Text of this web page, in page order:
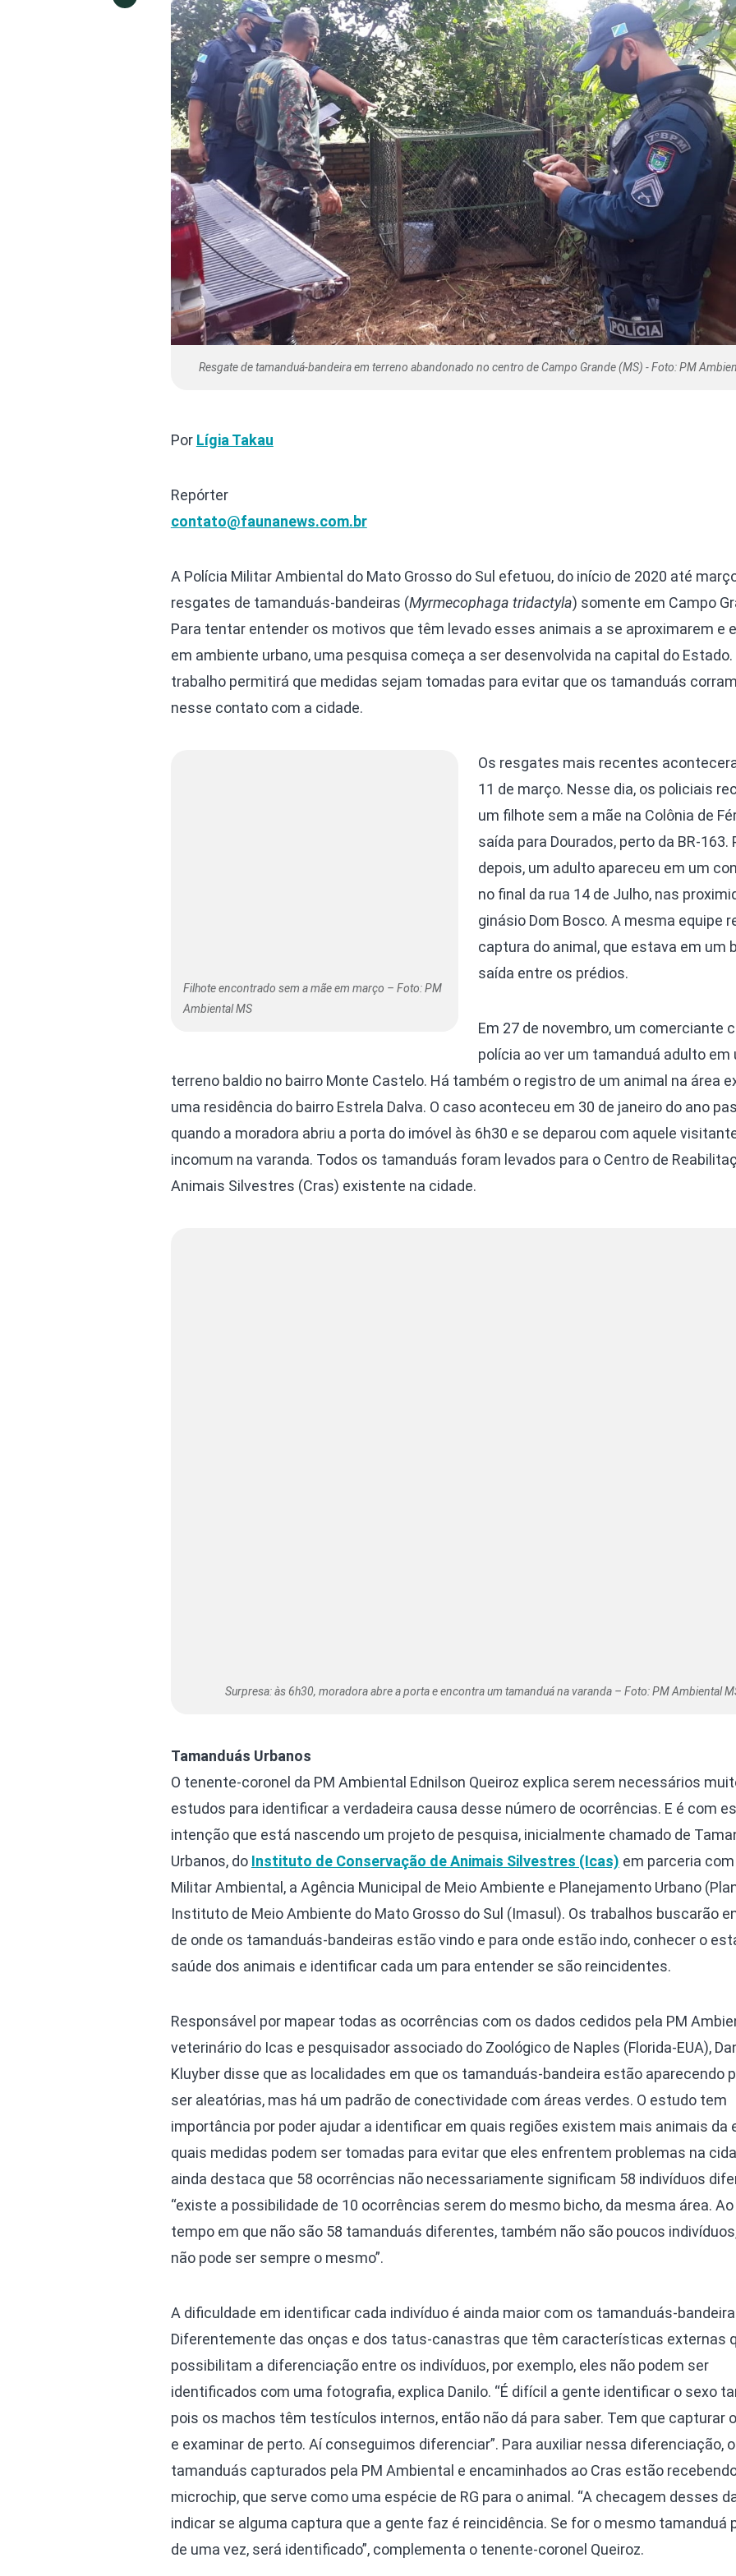
Photo Animal
Políticas
Saúde, Bicho
Segunda
Túnel do
Universo
Resgate de tamanduá-bandeira em terreno abandonado no centro de Campo Grande (MS) - Foto: PM
Por Lígia Takau
Repórter
contato@faunanews.com.br
A Polícia Militar Ambiental do Mato Grosso do Sul efetuou, do início de 2020 até
resgates de tamanduás-bandeiras (Myrmecophaga tridactyla) somente em Campo
Para tentar entender os motivos que têm levado esses animais a se aproximarem e
em ambiente urbano, uma pesquisa começa a ser desenvolvida na capital do Estado.
trabalho permitirá que medidas sejam tomadas para evitar que os tamanduás
nesse contato com a cidade.
Filhote encontrado sem a mãe em março – Foto: PM
Ambiental MS
Os resgates mais recentes
11 de março. Nesse dia, os policiais
um filhote sem a mãe na Colônia de
saída para Dourados, perto da BR-163.
depois, um adulto apareceu em um
no final da rua 14 de Julho, nas
ginásio Dom Bosco. A mesma equipe
captura do animal, que estava em um
saída entre os prédios.
Em 27 de novembro, um comerciante
polícia ao ver um tamanduá adulto em
terreno baldio no bairro Monte Castelo. Há também o registro de um animal na área
uma residência do bairro Estrela Dalva. O caso aconteceu em 30 de janeiro do ano
quando a moradora abriu a porta do imóvel às 6h30 e se deparou com aquele
incomum na varanda. Todos os tamanduás foram levados para o Centro de
Animais Silvestres (Cras) existente na cidade.
Surpresa: às 6h30, moradora abre a porta e encontra um tamanduá na varanda – Foto: PM Ambiental
Tamanduás Urbanos
O tenente-coronel da PM Ambiental Ednilson Queiroz explica serem necessários
estudos para identificar a verdadeira causa desse número de ocorrências. E é com
intenção que está nascendo um projeto de pesquisa, inicialmente chamado de
Urbanos, do Instituto de Conservação de Animais Silvestres (Icas) em parceria
Militar Ambiental, a Agência Municipal de Meio Ambiente e Planejamento Urbano
Instituto de Meio Ambiente do Mato Grosso do Sul (Imasul). Os trabalhos buscarão
de onde os tamanduás-bandeiras estão vindo e para onde estão indo, conhecer o
saúde dos animais e identificar cada um para entender se são reincidentes.
Responsável por mapear todas as ocorrências com os dados cedidos pela PM
veterinário do Icas e pesquisador associado do Zoológico de Naples (Florida-EUA),
Kluyber disse que as localidades em que os tamanduás-bandeira estão aparecendo
ser aleatórias, mas há um padrão de conectividade com áreas verdes. O estudo tem
importância por poder ajudar a identificar em quais regiões existem mais animais da
quais medidas podem ser tomadas para evitar que eles enfrentem problemas na
ainda destaca que 58 ocorrências não necessariamente significam 58 indivíduos
“existe a possibilidade de 10 ocorrências serem do mesmo bicho, da mesma área.
tempo em que não são 58 tamanduás diferentes, também não são poucos
não pode ser sempre o mesmo”.
A dificuldade em identificar cada indivíduo é ainda maior com os tamanduás-
Diferentemente das onças e dos tatus-canastras que têm características externas
possibilitam a diferenciação entre os indivíduos, por exemplo, eles não podem ser
identificados com uma fotografia, explica Danilo. “É difícil a gente identificar o sexo
pois os machos têm testículos internos, então não dá para saber. Tem que capturar
e examinar de perto. Aí conseguimos diferenciar”. Para auxiliar nessa diferenciação,
tamanduás capturados pela PM Ambiental e encaminhados ao Cras estão
microchip, que serve como uma espécie de RG para o animal. “A checagem desses
indicar se alguma captura que a gente faz é reincidência. Se for o mesmo tamanduá
de uma vez, será identificado”, complementa o tenente-coronel Queiroz.